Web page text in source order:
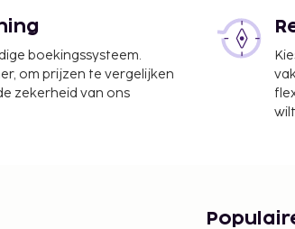
Manley Intl. Airport
places you in the heart
and Devon House.
and 0.6 mi (0.9 km)
boekingssysteem.
om prijzen te vergelijken
zekerheid van ons